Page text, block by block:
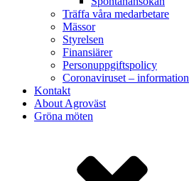
Träffa våra medarbetare
Mässor
Styrelsen
Finansiärer
Personuppgiftspolicy
Coronaviruset – information
Kontakt
About Agroväst
Gröna möten